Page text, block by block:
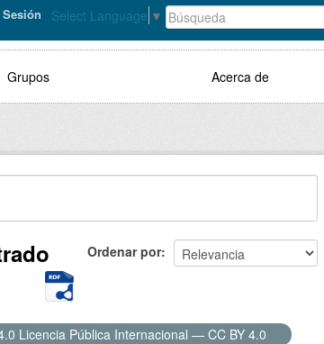
Select Language ▼
Grupos Acerca de
Ordenar por
Licencia Pública Internacional — CC BY 4.0